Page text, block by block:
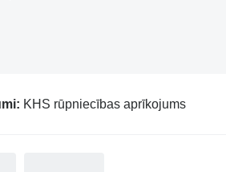
KHS rūpniecības aprīkojums